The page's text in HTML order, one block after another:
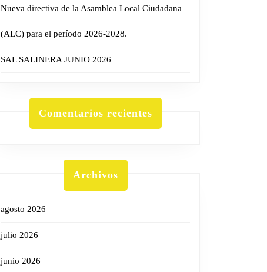
Nueva directiva de la Asamblea Local Ciudadana
(ALC) para el período 2026-2028.
SAL SALINERA JUNIO 2026
Comentarios recientes
Archivos
agosto 2026
julio 2026
junio 2026